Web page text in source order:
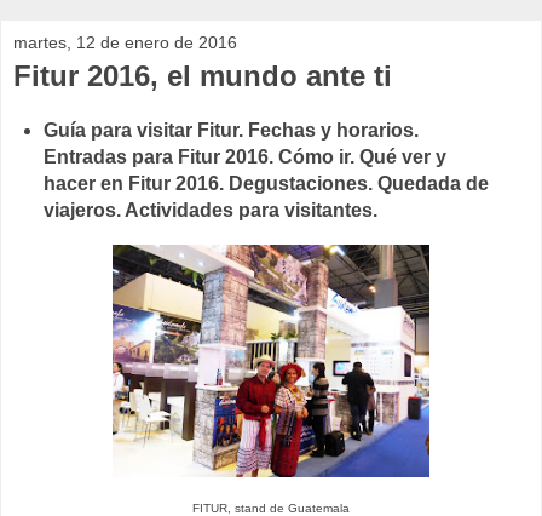
martes, 12 de enero de 2016
Fitur 2016, el mundo ante ti
Guía para visitar Fitur. Fechas y horarios.
Entradas para Fitur 2016. Cómo ir. Qué ver y
hacer en Fitur 2016. Degustaciones. Quedada de
viajeros. Actividades para visitantes.
FITUR, stand de Guatemala